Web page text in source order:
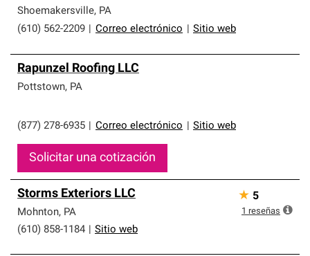
Shoemakersville, PA
(610) 562-2209
Correo electrónico Sitio web
Rapunzel Roofing LLC
Pottstown, PA
(877) 278-6935 Correo electrónico Sitio web
Solicitar una cotización
Storms Exteriors LLC
Mohnton, PA
(610) 858-1184
Sitio web
★ 5
1 reseñas